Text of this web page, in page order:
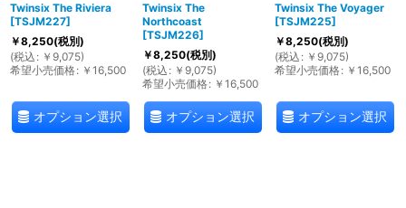
Twinsix The Riviera
[TSJM227]
￥8,250(税別)
(税込 : ￥ 9,075)
希望小売価格: ￥ 16,500
オプション選択
Twinsix The
Northcoast
[TSJM226]
￥8,250(税別)
(税込 : ￥ 9,075)
希望小売価格: ￥ 16,500
オプション選択
Twinsix The Voyager
[TSJM225]
￥8,250(税別)
(税込 : ￥ 9,075)
希望小売価格: ￥ 16,500
オプション選択